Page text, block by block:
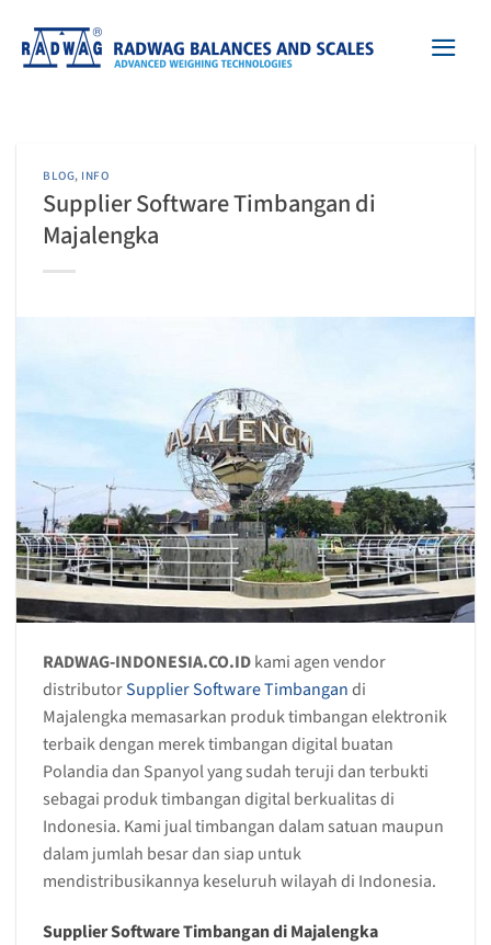
content
BLOG, INFO
Supplier Software Timbangan di
Majalengka
RADWAG-INDONESIA.CO.IDkami agen vendor
distributorSupplier Software Timbangandi
Majalengka memasarkan produk timbangan elektronik
terbaik dengan merek timbangan digital buatan
Polandia dan Spanyol yang sudah teruji dan terbukti
sebagai produk timbangan digital berkualitas di
Indonesia. Kami jual timbangan dalam satuan maupun
dalam jumlah besar dan siap untuk
mendistribusikannya keseluruh wilayah di Indonesia.
Supplier Software Timbangan di Majalengka